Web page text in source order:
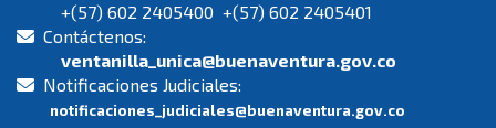
+(57) 602 2405400 +(57) 602 2405401
Contáctenos:
ventanilla_unica@buenaventura.gov.co
Notificaciones Judiciales:
notificaciones_judiciales@buenaventura.gov.co